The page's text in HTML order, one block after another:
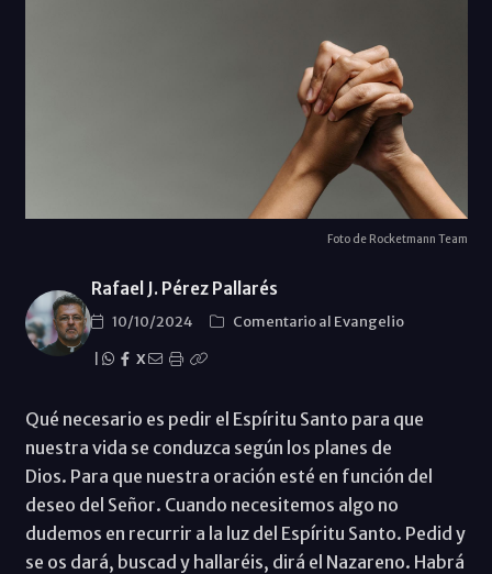
Foto de Rocketmann Team
Rafael J. Pérez Pallarés
10/10/2024
Comentario al Evangelio
X
Qué necesario es pedir el Espíritu Santo para que
nuestra vida se conduzca según los planes de
Dios. Para que nuestra oración esté en función del
deseo del Señor. Cuando necesitemos algo no
dudemos en recurrir a la luz del Espíritu Santo. Pedid y
se os dará, buscad y hallaréis, dirá el Nazareno. Habrá